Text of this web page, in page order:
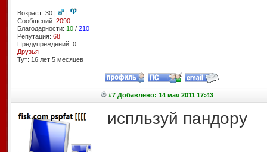
Возраст: 30 |
|
Сообщений: 2090
Благодарности: 10/ 210
Репутация: 68
Предупреждений: 0
Друзья
Тут: 16 лет 5 месяцев
#7 Добавлено: 14 мая 2011 17:43
испльзуй пандору